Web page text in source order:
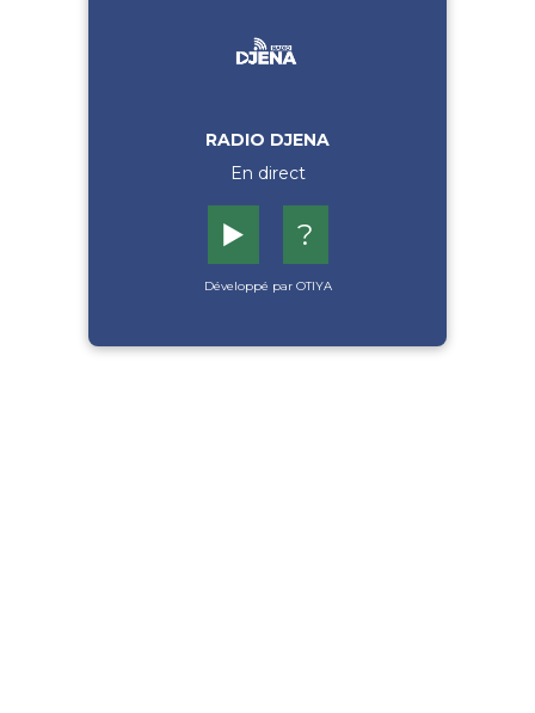
RADIO DJENA
En direct
▶️ ?
Développé par OTIYA